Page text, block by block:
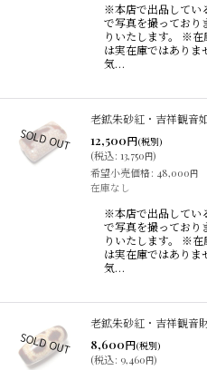
※本店で出品してい
で写真を撮っており
りいたします。 ※
は実在庫ではありま
気…
老鉱朱砂紅・吉祥観音
12,500円(税別)
(税込: 13,750円)
希望小売価格: 48,000円
在庫なし
※本店で出品してい
で写真を撮っており
りいたします。 ※
は実在庫ではありま
気…
老鉱朱砂紅・吉祥観音
8,600円(税別)
(税込: 9,460円)